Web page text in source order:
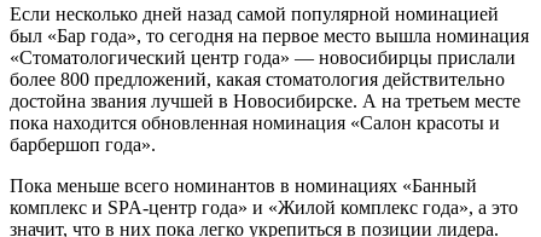
Если несколько дней назад самой популярной номинацией
был «Бар года», то сегодня на первое место вышла номинация
«Стоматологический центр года» — новосибирцы прислали
более 800 предложений, какая стоматология действительно
достойна звания лучшей в Новосибирске. А на третьем месте
пока находится обновленная номинация «Салон красоты и
барбершоп года».
Пока меньше всего номинантов в номинациях «Банный
комплекс и SPA-центр года» и «Жилой комплекс года», а это
значит, что в них пока легко укрепиться в позиции лидера.